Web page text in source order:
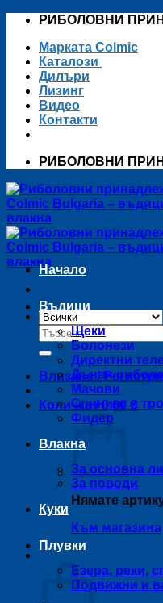
Skip
content
РИБОЛОВНИ
Марката Colmic
Каталози
Дилъри
Лизинг
Видео
Контакти
РИБОЛОВНИ
Търсене
за:
Влизане /
Количка /0,00 €
Нямате
Към магазина
Количка
Начало
Въдици
Щеки
Болонези
Директни
Дънен
Мачови
Спининг и
Фидер
Влакна
За основна
За поводи
Куки
Плувки
Езера, реки,
Подвижни и